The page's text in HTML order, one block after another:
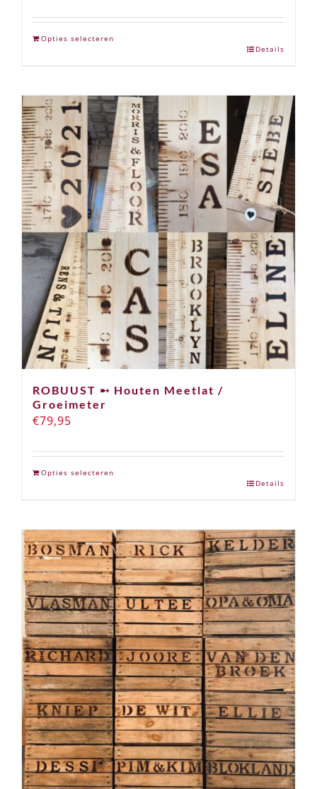
Opties selecteren
Details
ROBUUST ➸ Houten Meetlat /
Groeimeter
€79,95
Opties selecteren
Details